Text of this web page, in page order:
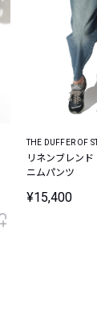
THE DUFFER OF
リネンブレン
ニムパンツ
¥15,400